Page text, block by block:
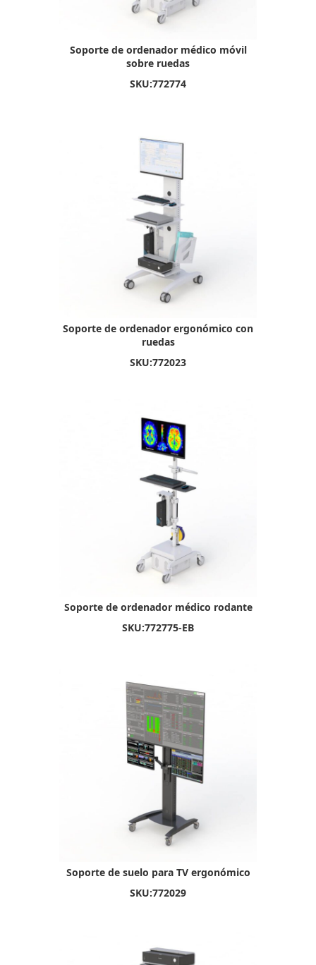
Soporte de ordenador médico móvil
sobre ruedas
SKU:772774
Soporte de ordenador ergonómico con
ruedas
SKU:772023
Soporte de ordenador médico rodante
SKU:772775-EB
Soporte de suelo para TV ergonómico
SKU:772029